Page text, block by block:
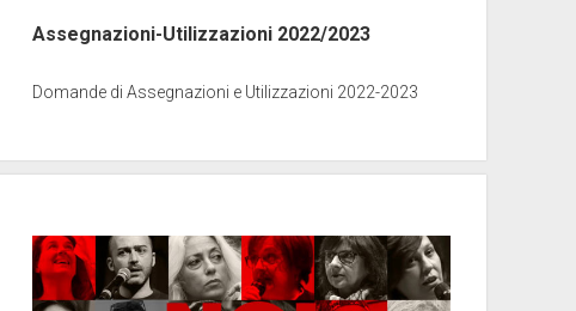
Assegnazioni-Utilizzazioni 2022/2023
Domande di Assegnazioni e Utilizzazioni 2022-2023